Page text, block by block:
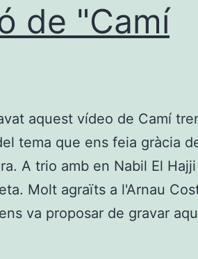
de "Camí
aquest vídeo de Camí
tema que ens feia gràcia
A trio amb en Nabil El
Molt agraïts a l'Arnau
va proposar de gravar